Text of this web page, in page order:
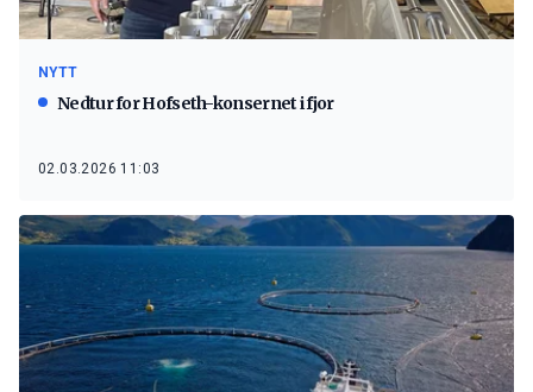
NYTT
Nedtur for Hofseth-konsernet i fjor
02.03.2026 11:03